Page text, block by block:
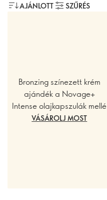
AJÁNLOTT SZŰRÉS
Bronzing színezett krém
ajándék a Novage+
Intense olajkapszulák mellé
VÁSÁROLJ MOST